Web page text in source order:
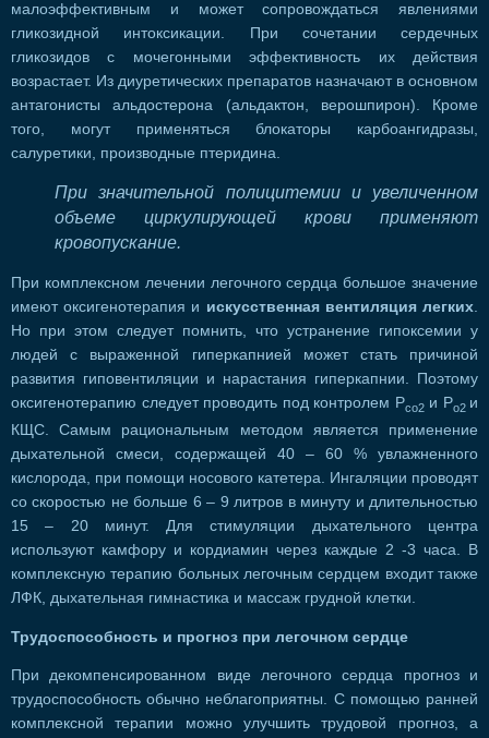
малоэффективным и может сопровождаться явлениями
гликозидной интоксикации. При сочетании сердечных
гликозидов с мочегонными эффективность их действия
возрастает. Из диуретических препаратов назначают в основном
антагонисты альдостерона (альдактон, верошпирон). Кроме
того, могут применяться блокаторы карбоангидразы,
салуретики, производные птеридина.
При значительной полицитемии и увеличенном
объеме циркулирующей крови применяют
кровопускание.
При комплексном лечении легочного сердца большое значение
имеют оксигенотерапия и искусственная вентиляция легких
Но при этом следует помнить, что устранение гипоксемии у
людей с выраженной гиперкапнией может стать причиной
развития гиповентиляции и нарастания гиперкапнии. Поэтому
оксигенотерапию следует проводить под контролем Рсо2и Ро2 и
КЩС. Самым рациональным методом является применение
дыхательной смеси, содержащей 40 – 60 % увлажненного
кислорода, при помощи носового катетера. Ингаляции проводят
со скоростью не больше 6 – 9 литров в минуту и длительностью
15 – 20 минут. Для стимуляции дыхательного центра
используют камфору и кордиамин через каждые 2 -3 часа. В
комплексную терапию больных легочным сердцем входит также
ЛФК, дыхательная гимнастика и массаж грудной клетки.
Трудоспособность и прогноз при легочном сердце
При декомпенсированном виде легочного сердца прогноз и
трудоспособность обычно неблагоприятны. С помощью ранней
комплексной терапии можно улучшить трудовой прогноз, а